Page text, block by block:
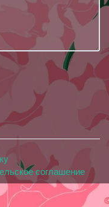
соглашение